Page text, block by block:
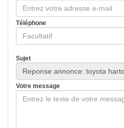
Téléphone
Sujet
Votre message